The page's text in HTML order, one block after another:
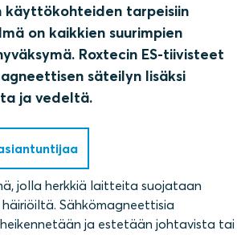
käyttökohteiden tarpeisiin
on kaikkien suurimpien
Roxtecin ES-tiivisteet
säteilyn lisäksi
ja vedeltä.
jolla herkkiä laitteita suojataan
Sähkömagneettisia
ja estetään johtavista tai